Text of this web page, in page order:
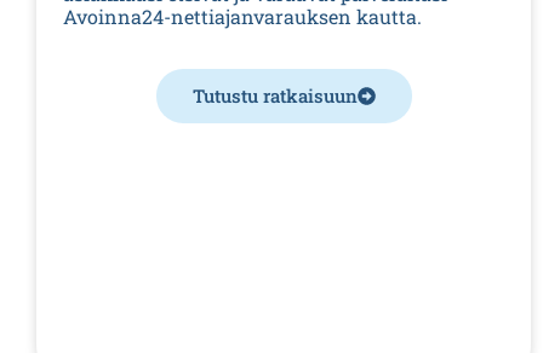
Avoinna24-nettiajanvarauksen kautta.
Tutustu ratkaisuun